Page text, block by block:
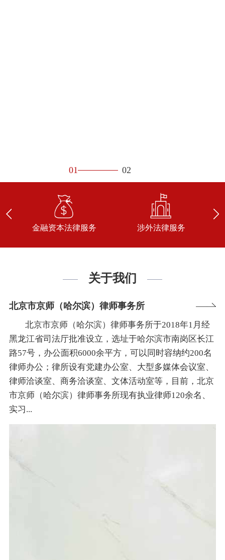
01 02
金融资本法律服务 涉外法律服务
关于我们
北京市京师（哈尔滨）律师事务所
北京市京师（哈尔滨）律师事务所于2018年1月经
黑龙江省司法厅批准设立，选址于哈尔滨市南岗区长江
路57号，办公面积6000余平方，可以同时容纳约200名
律师办公；律所设有党建办公室、大型多媒体会议室、
律师洽谈室、商务洽谈室、文体活动室等，目前，北京
市京师（哈尔滨）律师事务所现有执业律师120余名、
实习...